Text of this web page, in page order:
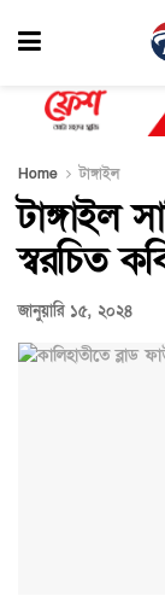
Home টাঙ্গাইল
টাঙ্গাইল
স্বরচিত
জানুয়ারি ১৫, ২০২৪